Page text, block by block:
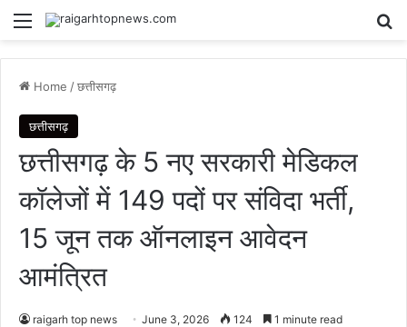
Menu
Home /छत्तीसगढ़
छत्तीसगढ़
छत्तीसगढ़ के 5 नए सरकारी मेडिकल
कॉलेजों में 149 पदों पर संविदा भर्ती,
15 जून तक ऑनलाइन आवेदन
आमंत्रित
raigarh top news June 3, 2026 124 1 minute read